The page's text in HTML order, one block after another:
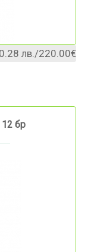
лв./220.00€
бр